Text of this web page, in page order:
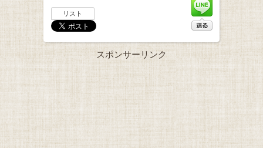
リスト
スポンサーリンク